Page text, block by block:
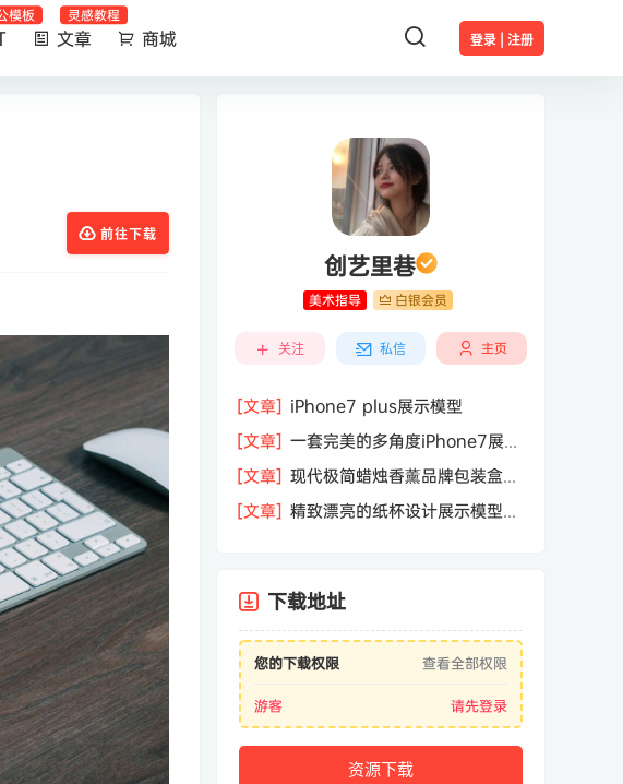
登录 | 注册
模板
文章
灵感教程
商城
前往下载
创艺里巷
美术指导 白银会员
关注 私信 主页
[文章] iPhone7 plus展示模型
[文章] 一套完美的多角度iPhone7展示
模型（Mockup）套装
[文章] 现代极简蜡烛香薰品牌包装盒纸
盒样机
[文章] 精致漂亮的纸杯设计展示模型
下载地址
您的下载权限 查看全部权限
游客 请先登录
资源下载